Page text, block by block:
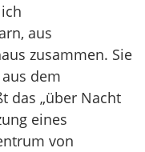
aus
zusammen. Sie
dem
das „über Nacht
eines
von